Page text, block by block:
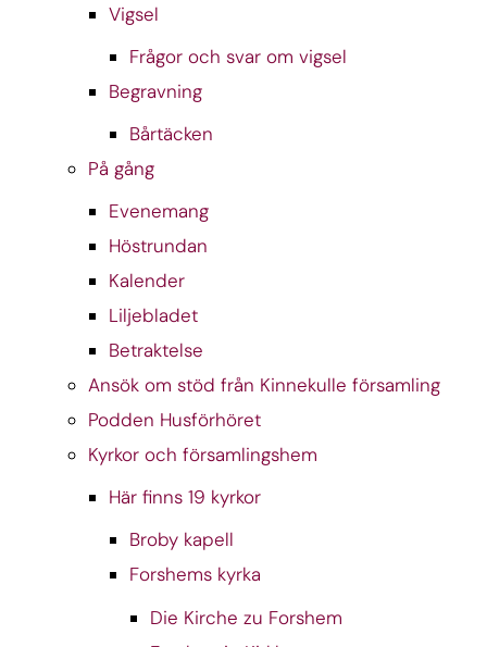
Vigsel
Frågor och svar om vigsel
Begravning
Bårtäcken
På gång
Evenemang
Höstrundan
Kalender
Liljebladet
Betraktelse
Ansök om stöd från Kinnekulle församling
Podden Husförhöret
Kyrkor och församlingshem
Här finns 19 kyrkor
Broby kapell
Forshems kyrka
Die Kirche zu Forshem